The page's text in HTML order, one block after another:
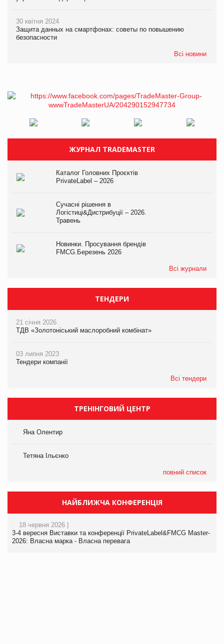
30 квітня 2024
Защита данных на смартфонах: советы по повышению
безопасности
Всі новини
ЖУРНАЛ TRADEMASTER
Каталог Головних Проєктів
PrivateLabel – 2026
Сучасні рішення в
Логістиці&Дистрибуції – 2026.
Травень
Новинки. Просування брендів
FMCG.Березень 2026
Всі журнали
ТЕНДЕРИ
21 січня 2026
ТДВ «Золотоніський маслоробний комбінат»
03 липня 2023
Тендери компанії
Всі тендери
ТРЕНІНГОВИЙ ЦЕНТР
Яна Олентир
Тетяна Ільєнко
повний список
НАЙБЛИЖЧА КОНФЕРЕНЦІЯ
18 червня 2026 |
3-4 вересня Виставки та конференції PrivateLabel&FMCG Master-
2026: Власна марка - Власна перевага